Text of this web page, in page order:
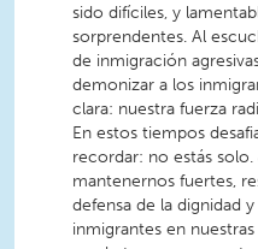
sido difíciles, y
sorprendentes. Al
de inmigración
demonizar a los
clara: nuestra fuerza
En estos tiempos
recordar: no estás
mantenernos fuertes,
defensa de la dignidad
inmigrantes en